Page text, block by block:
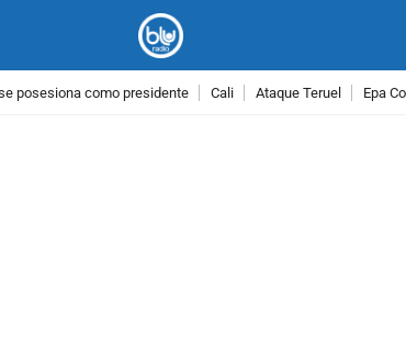
posesiona como presidente Cali Ataque Teruel Epa